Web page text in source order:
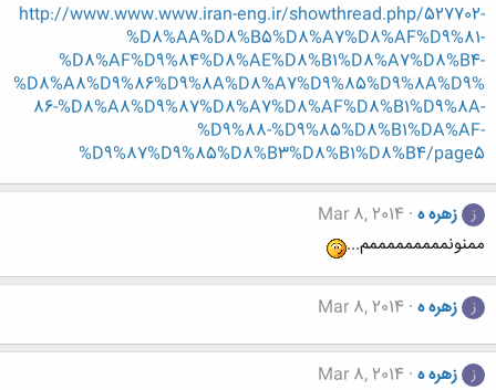
http://www.www.www.iran-eng.ir/showthread.php/527702-
%D8%AA%D8%B5%D8%A7%D8%AF%D9%81-
%D8%AF%D9%84%D8%AE%D8%B1%D8%A7%D8%B4-
%D8%A8%D9%86%D9%8A%D8%A7%D9%85%D9%8A%D9%
86-%D8%A8%D9%87%D8%A7%D8%AF%D8%B1%D9%8A-
%D9%88-%D9%85%D8%B1%DA%AF-
%D9%87%D9%85%D8%B3%D8%B1%D8%B4/page5
ز زهره ه Mar 8, 2014
ممنونمممممممممم...
ز زهره ه Mar 8, 2014
ز زهره ه Mar 8, 2014